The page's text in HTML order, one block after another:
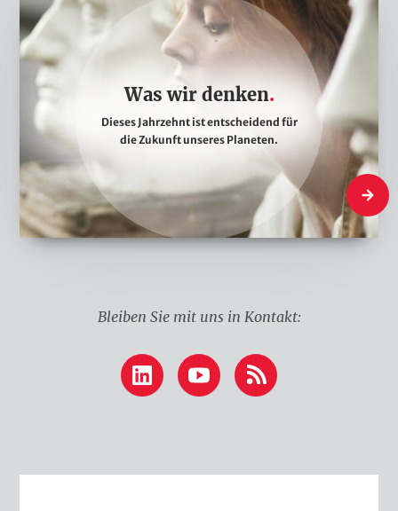
n
W
a
s
e
n
k
Was wir denken
Dieses Jahrzehnt ist entscheidend für
die Zukunft unseres Planeten.
Was
Bleiben Sie mit uns in Kontakt:
LinkedIn YouTube RSS